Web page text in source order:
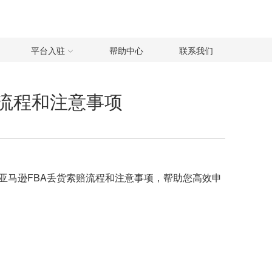
平台入驻 帮助中心 联系我们
程和注意事项
马逊FBA丢货索赔流程和注意事项，帮助您高效申